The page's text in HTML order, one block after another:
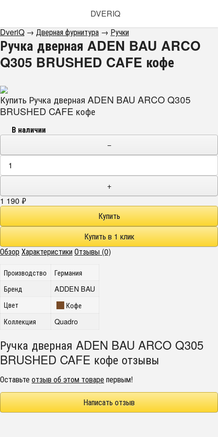
DVERIQ
DveriQ → Дверная фурнитура → Ручки
Ручка дверная ADEN BAU ARCO
Q305 BRUSHED CAFE кофе
Купить Ручка дверная ADEN BAU ARCO Q305
BRUSHED CAFE кофе
В наличии
−
+
1 190 ₽
ОбзорХарактеристикиОтзывы (0)
Производство
Германия
Бренд
ADDEN BAU
Цвет
Кофе
Коллекция
Quadro
Ручка дверная ADEN BAU ARCO Q305
BRUSHED CAFE кофе отзывы
Оставьтеотзыв об этом товарепервым!
Написать отзыв